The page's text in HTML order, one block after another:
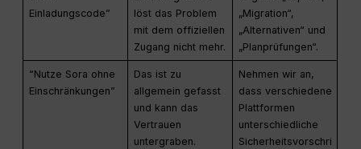
Einladungscode”
löst das Problem
mit dem offiziellen
Zugang nicht mehr.
„Migration“,
„Alternativen“ und
„Planprüfungen“.
“Nutze Sora ohne
Einschränkungen”
Das ist zu
allgemein gefasst
und kann das
Vertrauen
untergraben.
Nehmen wir an,
dass verschiedene
Plattformen
unterschiedliche
Sicherheitsvorschri